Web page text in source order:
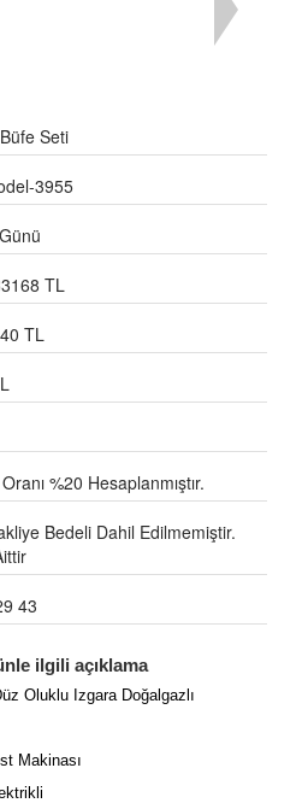
Seti
3955
TL
TL
%20 Hesaplanmıştır.
Bedeli Dahil Edilmemiştir.
43
ilgili açıklama
Oluklu Izgara Doğalgazlı
Makinası